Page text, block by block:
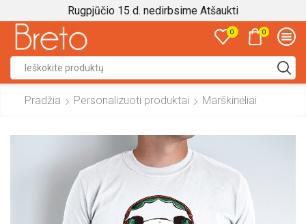
Rugpjūčio 15 d. nedirbsime Atšaukti
0 0
input
Pradžia Personalizuoti produktai Marškinėliai